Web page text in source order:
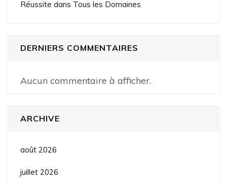
Réussite dans Tous les Domaines
DERNIERS COMMENTAIRES
Aucun commentaire à afficher.
ARCHIVE
août 2026
juillet 2026